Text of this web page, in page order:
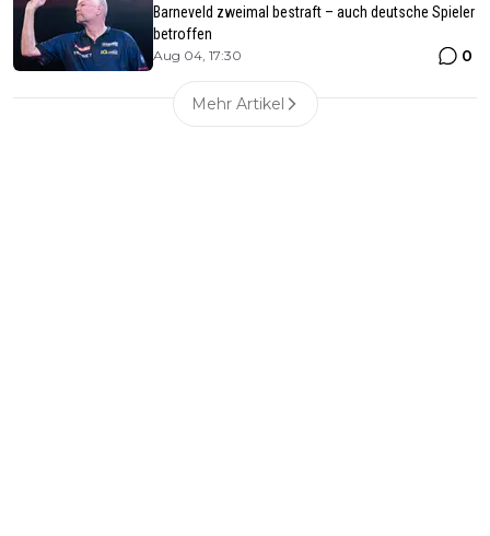
Barneveld zweimal bestraft – auch deutsche Spieler
betroffen
Aug 04, 17:30 0
Mehr Artikel